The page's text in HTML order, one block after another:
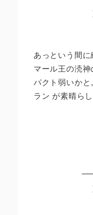
あっという間
マール王の涜
パクト弱いか
ラン が素晴らし